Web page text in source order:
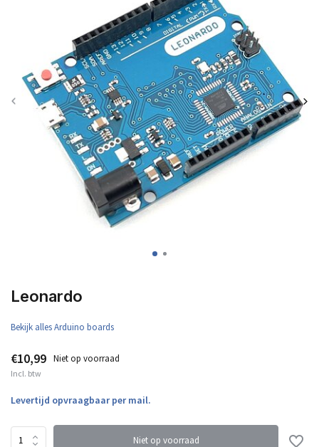
Leonardo
Bekijk alles Arduino boards
€10,99 Niet op voorraad
Incl. btw
Levertijd opvraagbaar per mail.
Niet op voorraad